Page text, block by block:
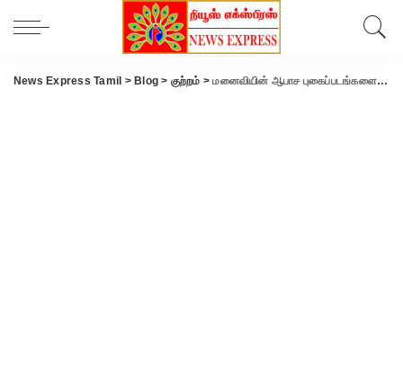
News Express Tamil > Blog > குற்றம் >மனைவியின் ஆபாச புகைப்படங்களை சமூக வலைதளங்களில் பரப்பிய கணவர் கைது ..!